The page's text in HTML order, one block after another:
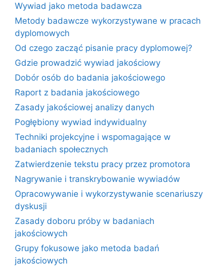
Wywiad jako metoda badawcza
Metody badawcze wykorzystywane w pracach
dyplomowych
Od czego zacząć pisanie pracy dyplomowej?
Gdzie prowadzić wywiad jakościowy
Dobór osób do badania jakościowego
Raport z badania jakościowego
Zasady jakościowej analizy danych
Pogłębiony wywiad indywidualny
Techniki projekcyjne i wspomagające w
badaniach społecznych
Zatwierdzenie tekstu pracy przez promotora
Nagrywanie i transkrybowanie wywiadów
Opracowywanie i wykorzystywanie scenariuszy
dyskusji
Zasady doboru próby w badaniach
jakościowych
Grupy fokusowe jako metoda badań
jakościowych